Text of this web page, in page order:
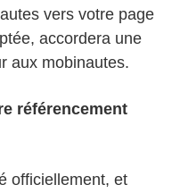
vers votre page
accordera une
aux mobinautes.
référencement
officiellement, et